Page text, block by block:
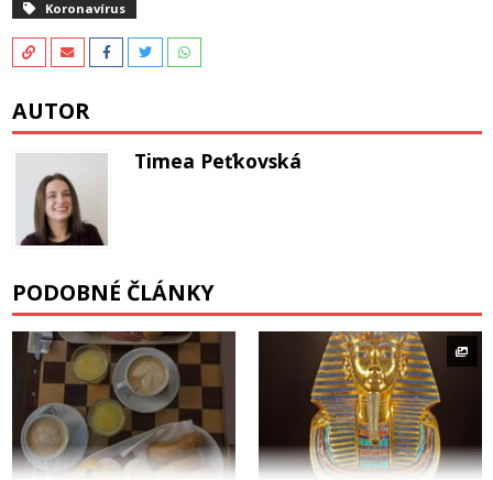
Koronavírus
AUTOR
Timea Peťkovská
PODOBNÉ ČLÁNKY